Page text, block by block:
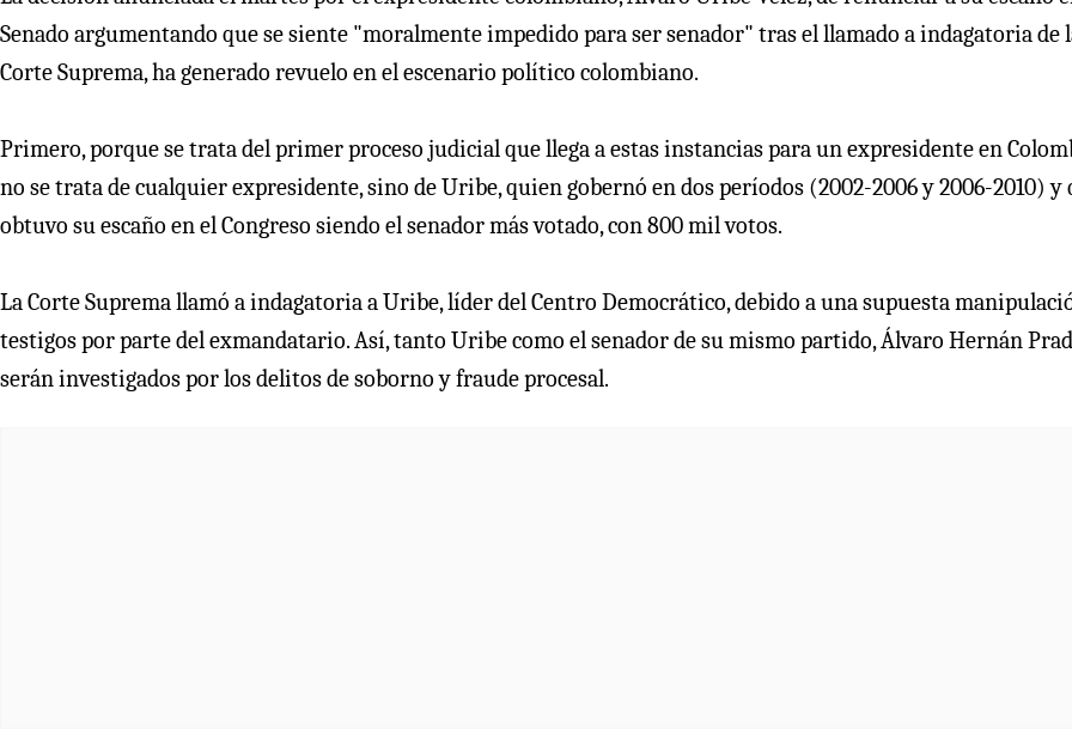
Senado argumentando que se siente "moralmente impedido para ser senador" tras el llamado a indagatoria de
Corte Suprema, ha generado revuelo en el escenario político colombiano.
Primero, porque se trata del primer proceso judicial que llega a estas instancias para un expresidente en
no se trata de cualquier expresidente, sino de Uribe, quien gobernó en dos períodos (2002-2006 y 2006-2010) y
obtuvo su escaño en el Congreso siendo el senador más votado, con 800 mil votos.
La Corte Suprema llamó a indagatoria a Uribe, líder del Centro Democrático, debido a una supuesta
testigos por parte del exmandatario. Así, tanto Uribe como el senador de su mismo partido, Álvaro Hernán
serán investigados por los delitos de soborno y fraude procesal.